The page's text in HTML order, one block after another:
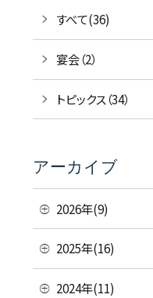
すべて(36)
宴会（2）
トピックス（34）
アーカイブ
2026年(9)
2025年(16)
2024年(11)